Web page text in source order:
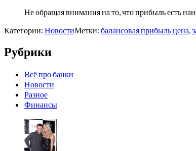
Не обращая внимания на то, что прибыль есть
Категории: НовостиМетки: балансовая прибыль цена
Рубрики
Всё про банки
Новости
Разное
Финансы